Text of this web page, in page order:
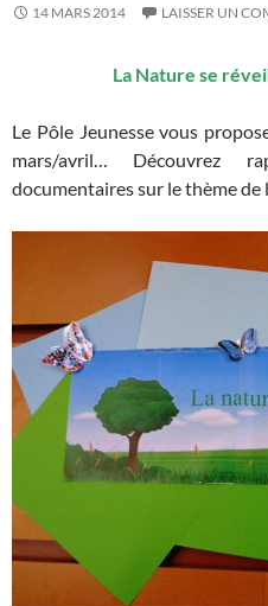
14 MARS 2014 LAISSER UN
La Nature se
Le Pôle Jeunesse vous
mars/avril… Découvrez
documentaires sur le thème de